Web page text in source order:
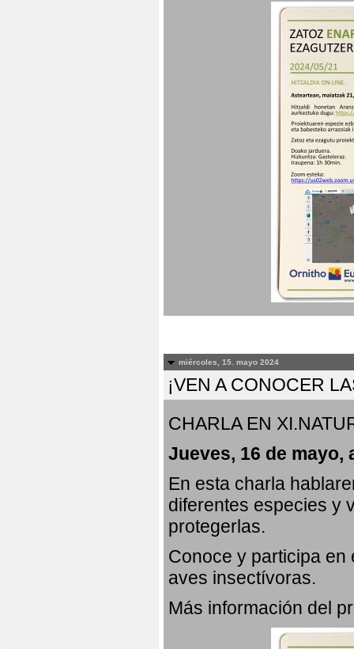
miércoles, 15. mayo 2024
¡VEN A CONOCER
CHARLA EN
Jueves, 16 de mayo,
En esta charla
diferentes especies y
protegerlas.
Conoce y participa
aves insectívoras.
Más información del